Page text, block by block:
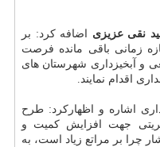
نقی عزیزی اضافه کرد: بر
زمانی باقی مانده فرصت
و آبخیزداری شهرستان های
اقدام نمایند.
اشاره و اظهارکرد: طرح
جهت افزایش کمیت و
چرا بر مراتع زیاد است، به